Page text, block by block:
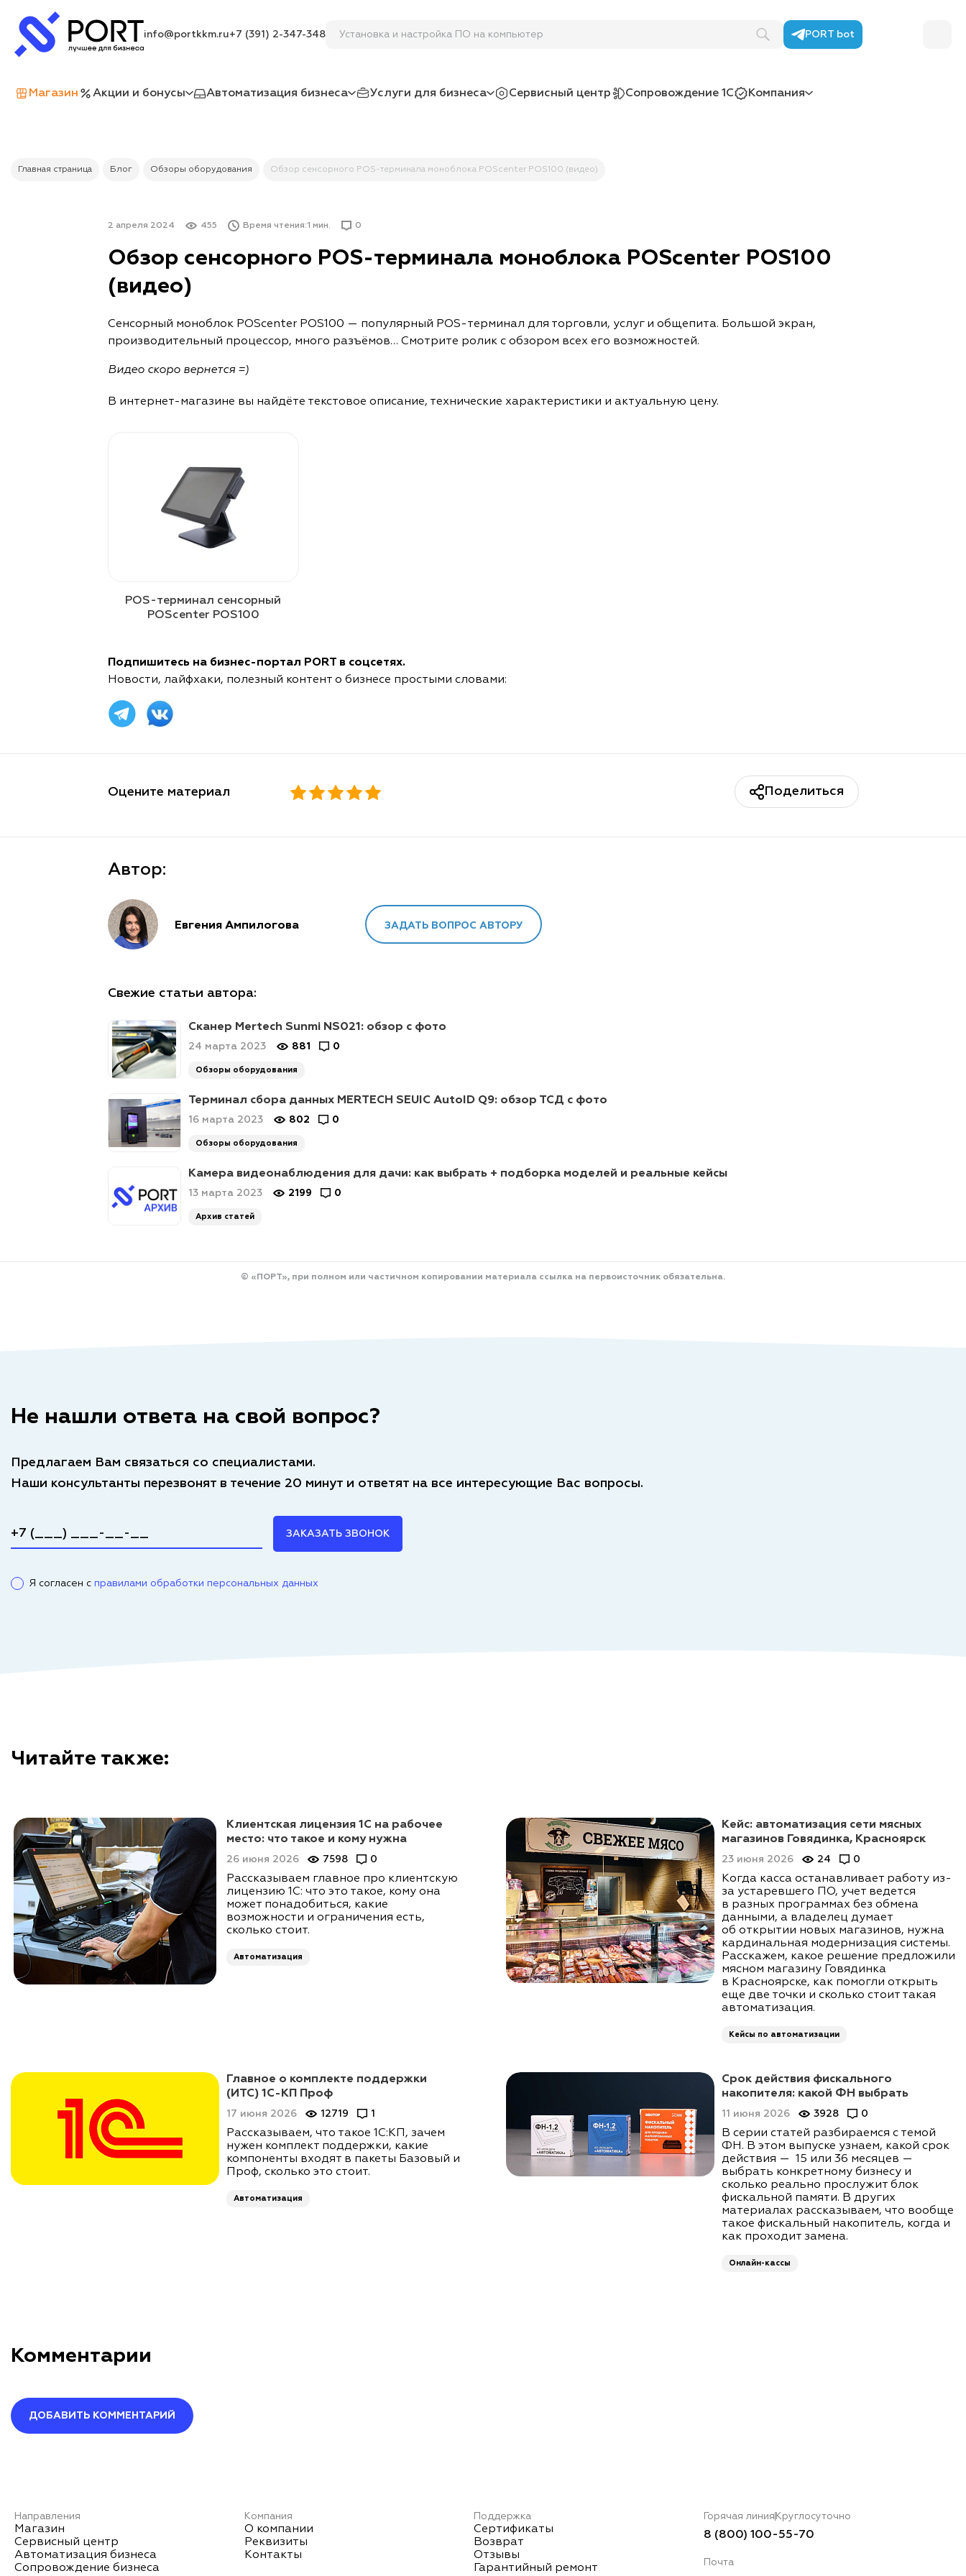
info@portkkm.ru+7 (391) 2-347-348 Установка и настройка П PORT bot
Магазин Акции и бонусы Автоматизация бизнеса Услуги для бизнеса Сервисный центр Сопровождение 1С Компания
Главная страница Блог Обзоры оборудования Обзор сенсорного POS-терминала моноблока POScenter POS100 (видео)
2 апреля 2024 455 Время чтения:1 мин. 0
Обзор сенсорного POS-терминала моноблока POScenter POS100
(видео)
Сенсорный моноблок POScenter POS100 — популярный POS-терминал для торговли, услуг и общепита. Большой экран,
производительный процессор, много разъёмов… Смотрите ролик с обзором всех его возможностей.
Видео скоро вернется =)
В интернет-магазине вы найдёте текстовое описание, технические характеристики и актуальную цену.
POS-терминал сенсорный
POScenter POS100
Подпишитесь на бизнес-портал PORT в соцсетях.
Новости, лайфхаки, полезный контент о бизнесе простыми словами:
Оцените материал Поделиться
Автор:
Евгения Ампилогова ЗАДАТЬ ВОПРОС АВТОРУ
Свежие статьи автора:
Сканер Mertech Sunmi NS021: обзор с фото
24 марта 2023 881 0
Обзоры оборудования
Терминал сбора данных MERTECH SEUIC AutoID Q9: обзор ТСД с фото
16 марта 2023 802 0
Обзоры оборудования
Камера видеонаблюдения для дачи: как выбрать + подборка моделей и реальные кейсы
13 марта 2023 2199 0
Архив статей
© «ПОРТ», при полном или частичном копировании материала ссылка на первоисточник обязательна.
Не нашли ответа на свой вопрос?
Предлагаем Вам связаться со специалистами.
Наши консультанты перезвонят в течение 20 минут и ответят на все интересующие Вас вопросы.
Я согласен с правилами обработки персональных данных
ЗАКАЗАТЬ ЗВОНОК
Читайте также:
Клиентская лицензия 1С на рабочее
место: что такое и кому нужна
26 июня 2026 7598 0
Рассказываем главное про клиентскую
лицензию 1С: что это такое, кому она
может понадобиться, какие
возможности и ограничения есть,
сколько стоит.
Автоматизация
Кейс: автоматизация сети мясных
магазинов Говядинка, Красноярск
23 июня 2026 24 0
Когда касса останавливает работу из-
за устаревшего ПО, учет ведется
в разных программах без обмена
данными, а владелец думает
об открытии новых магазинов, нужна
кардинальная модернизация системы.
Расскажем, какое решение предложили
мясном магазину Говядинка
в Красноярске, как помогли открыть
еще две точки и сколько стоит такая
автоматизация.
Кейсы по автоматизации
Главное о комплекте поддержки
(ИТС) 1С-КП Проф
17 июня 2026 12719 1
Рассказываем, что такое 1С:КП, зачем
нужен комплект поддержки, какие
компоненты входят в пакеты Базовый и
Проф, сколько это стоит.
Автоматизация
Срок действия фискального
накопителя: какой ФН выбрать
11 июня 2026 3928 0
В серии статей разбираемся с темой
ФН. В этом выпуске узнаем, какой срок
действия — 15 или 36 месяцев —
выбрать конкретному бизнесу и
сколько реально прослужит блок
фискальной памяти. В других
материалах рассказываем, что вообще
такое фискальный накопитель, когда и
как проходит замена.
Онлайн-кассы
Комментарии
ДОБАВИТЬ КОММЕНТАРИЙ
Ваш комментарий*
Направления
Магазин
Сервисный центр
Автоматизация бизнеса
Сопровождение бизнеса
Компания
О компании
Реквизиты
Контакты
Поддержка
Сертификаты
Возврат
Отзывы
Гарантийный ремонт
Горячая линия Круглосуточно
8 (800) 100-55-70
Почта